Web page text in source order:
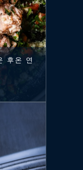
후온 연